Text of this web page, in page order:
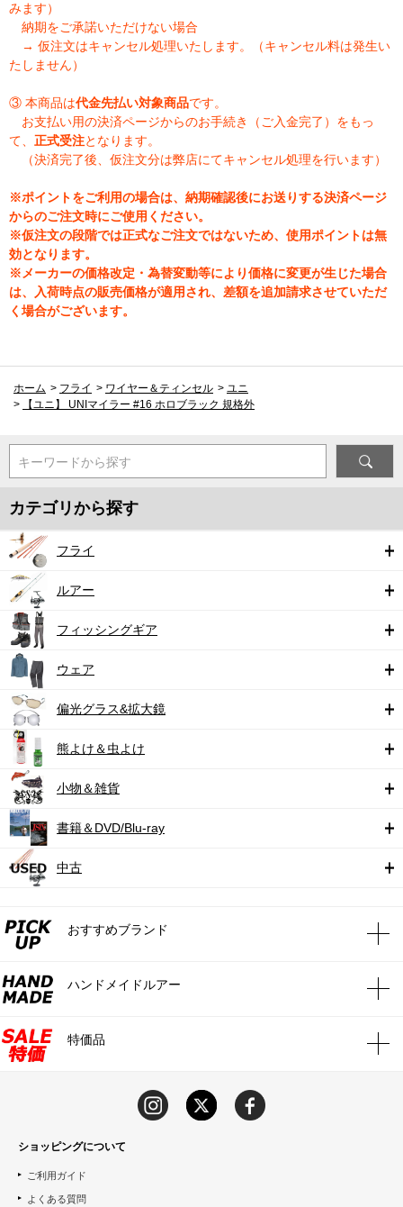
みます）
納期をご承諾いただけない場合
→ 仮注文はキャンセル処理いたします。（キャンセル料は発生い
たしません）
③ 本商品は代金先払い対象商品です。
お支払い用の決済ページからのお手続き（ご入金完了）をもっ
て、 正式受注となります。
（決済完了後、仮注文分は弊店にてキャンセル処理を行います）
※ポイントをご利用の場合は、納期確認後にお送りする決済ページ
からのご注文時にご使用ください。
※仮注文の段階では正式なご注文ではないため、使用ポイントは無
効となります。
※メーカーの価格改定・為替変動等により価格に変更が生じた場合
は、入荷時点の販売価格が適用され、差額を追加請求させていただ
く場合がございます。
ホーム > フライ > ワイヤー＆ティンセル > ユニ
>
【ユニ】 UNIマイラー #16 ホロブラック 規格外
キーワードから探す
カテゴリから探す
フライ
ルアー
フィッシングギア
ウェア
偏光グラス&拡大鏡
熊よけ＆虫よけ
小物＆雑貨
書籍＆DVD/Blu-ray
中古
おすすめブランド
ハンドメイドルアー
特価品
ショッピングについて
ご利用ガイド
よくある質問